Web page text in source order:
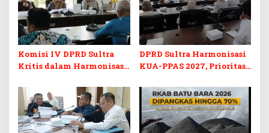
Komisi IV DPRD Sultra
Kritis dalam Harmonisasi
Perubahan APBD 2026
DPRD Sultra Harmonisasi
KUA-PPAS 2027, Prioritas
dan Pelunasan Utang
Infrastruktur